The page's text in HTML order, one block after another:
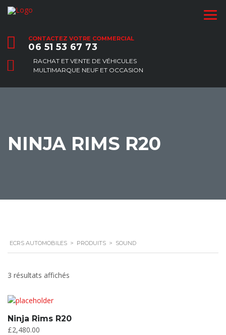
CONTACTEZ VOTRE COMMERCIAL
06 51 53 67 73
RACHAT ET VENTE DE VÉHICULES
MULTIMARQUE NEUF ET OCCASION
NINJA RIMS R20
ECRS AUTOMOBILES > PRODUITS > SOUND
3 résultats affichés
Ninja Rims R20
£2,480.00